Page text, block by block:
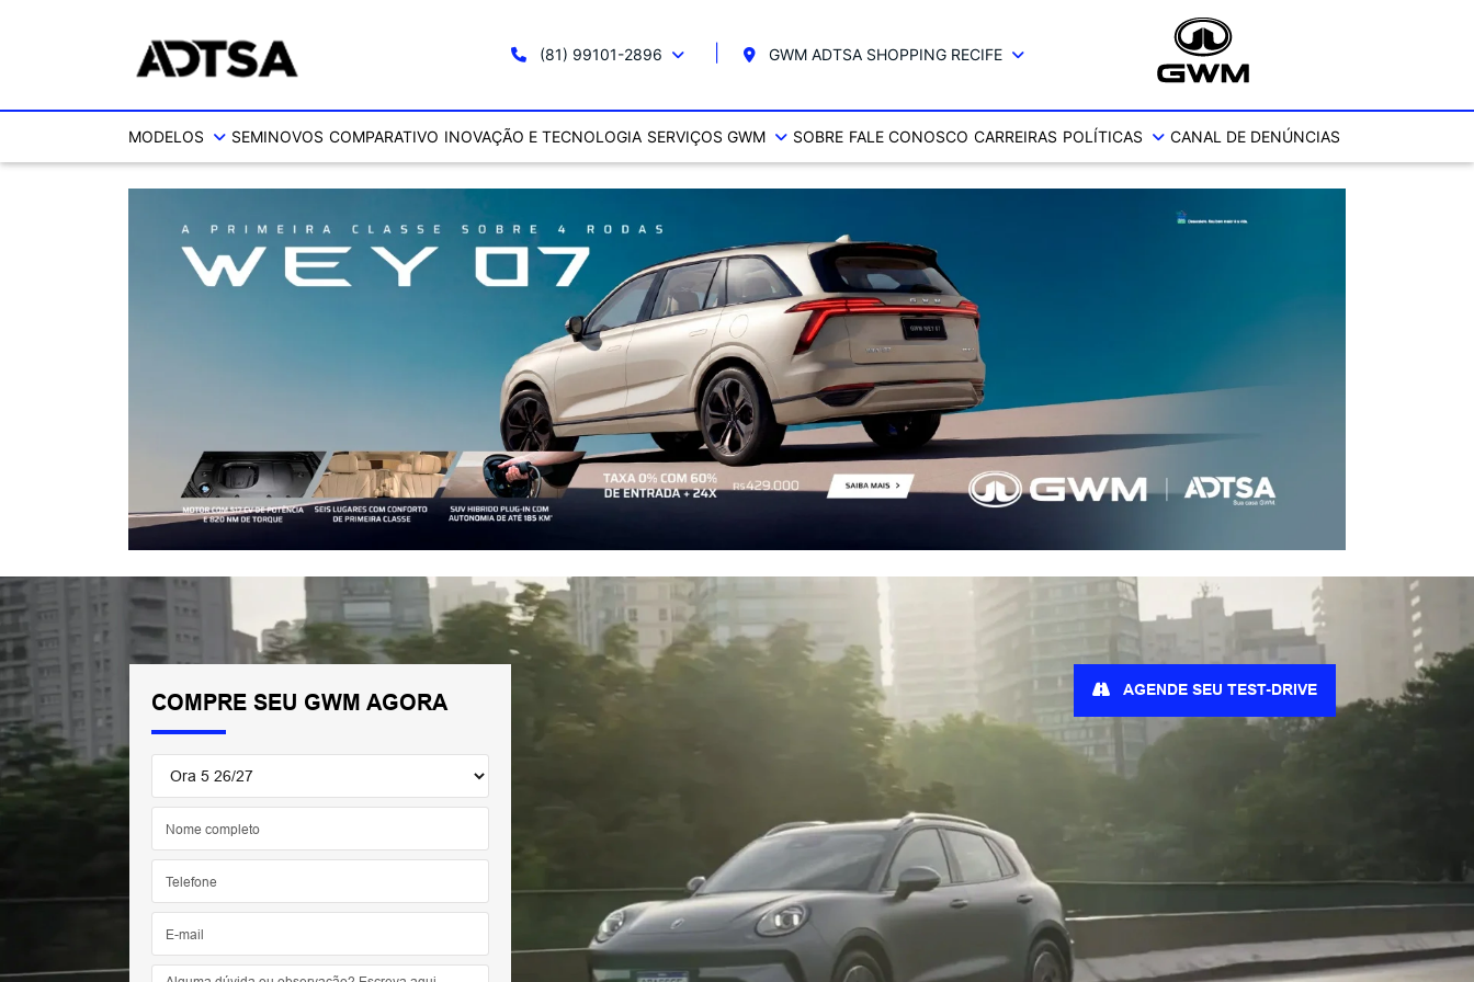
(81) 99101-2896 GWM ADTSA SHOPPING RECIFE
MODELOS SEMINOVOS COMPARATIVO INOVAÇÃO E TECNOLOGIA SERVIÇOS GWM SOBRE FALE CONOSCO CARREIRAS POLÍTICAS CANAL DE DENÚNCIAS
COMPRE SEU GWM AGORA AGENDE SEU TEST-DRIVE